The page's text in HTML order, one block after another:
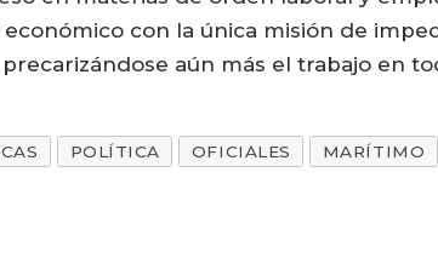
con la única misión de
aún más el trabajo en
POLÍTICA OFICIALES MARÍTIMO